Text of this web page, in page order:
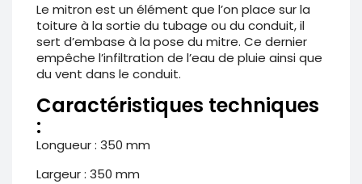
Le mitron est un élément que l’on place sur la
toiture à la sortie du tubage ou du conduit, il
sert d’embase à la pose du mitre. Ce dernier
empêche l’infiltration de l’eau de pluie ainsi que
du vent dans le conduit.
Caractéristiques techniques
:
Longueur : 350 mm
Largeur : 350 mm